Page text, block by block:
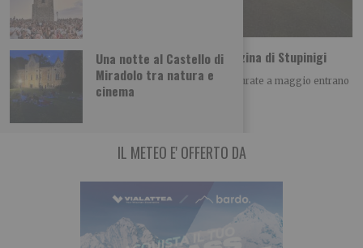
Una notte al Castello di
Miradolo tra natura e
cinema
Due nuove sale, tutte da vedere, alla Palazzina di Stupinigi
Sono la “Sala Crivelli” e la “Sala Principini”: inaugurate a maggio entrano
nel percorso di visita
IL METEO E' OFFERTO DA